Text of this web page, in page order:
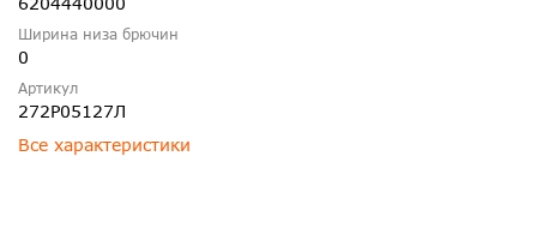
Ширина низа брючин
0
Артикул
272Р05127Л
Все характеристики